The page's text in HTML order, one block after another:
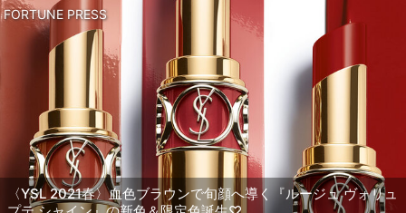
FORTUNE PRESS
〈YSL 2021春〉血色ブラウンで旬顔へ導く『ルージュ ヴォリュ